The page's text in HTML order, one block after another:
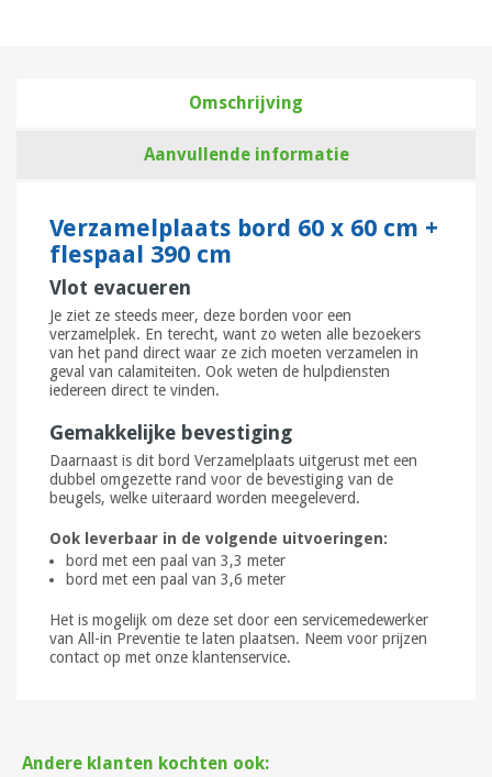
Omschrijving
Aanvullende informatie
Verzamelplaats bord 60 x 60 cm +
flespaal 390 cm
Vlot evacueren
Je ziet ze steeds meer, deze borden voor een
verzamelplek. En terecht, want zo weten alle bezoekers
van het pand direct waar ze zich moeten verzamelen in
geval van calamiteiten. Ook weten de hulpdiensten
iedereen direct te vinden.
Gemakkelijke bevestiging
Daarnaast is dit bord Verzamelplaats uitgerust met een
dubbel omgezette rand voor de bevestiging van de
beugels, welke uiteraard worden meegeleverd.
Ook leverbaar in de volgende uitvoeringen:
bord met een paal van 3,3 meter
bord met een paal van 3,6 meter
Het is mogelijk om deze set door een servicemedewerker
van All-in Preventie te laten plaatsen. Neem voor prijzen
contact op met onze klantenservice.
Andere klanten kochten ook: